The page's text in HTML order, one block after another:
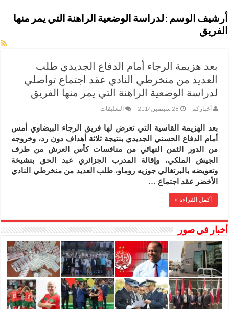
أرشيف الوسم : لدراسة الوضعية الراهنة التي يمر منها
الفريق
بعد هزيمة الرجاء أمام الدفاع الجديدي طلب
العديد من منخرطي النادي عقد اجتماع تواصلي
لدراسة الوضعية الراهنة التي يمر منها الفريق
أخباركم 28 سبتمبر,2014 التعليقات
هزيمة
الرجاء
أمام
الدفاع
الجديدي
طلب
العديد
تواصلي
لدراسة
الراهنة
التي
يمر
منها
الفريق
مغلقة
بعد الهزيمة القاسية التي تعرض لها فريق الرجاء البيضاوي أمس
أمام الدفاع الحسني الجديدي بنتيجة ثلاثة أهداف دون رد، وخروجه
من الدور الثمن النهائي من منافسات كأس العرش من طرف
الجيش الملكي، وإقالة المدرب الجزائري عبد الحق بنشيخة
وتعويضه بالبرتغالي جوزيه روماو، طلب العديد من منخرطي النادي
الأخضر عقد اجتماع …
أكمل القراءة »
أخبار في صور